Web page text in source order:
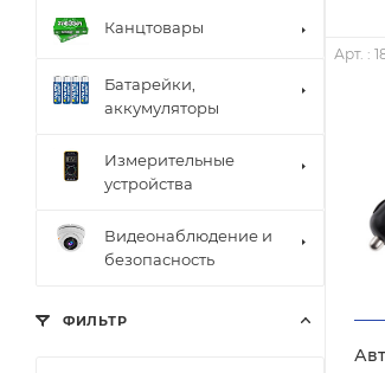
Арт. :
Канцтовары
Батарейки,
аккумуляторы
Измерительные
устройства
Видеонаблюдение и
безопасность
ФИЛЬТР